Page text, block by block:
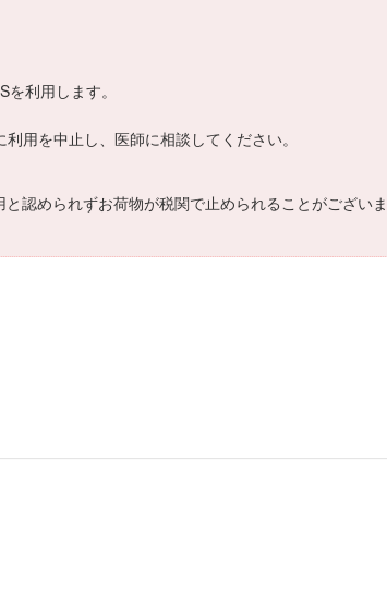
利用します。
用を中止し、医師に相談してください。
認められずお荷物が税関で止められることがござい